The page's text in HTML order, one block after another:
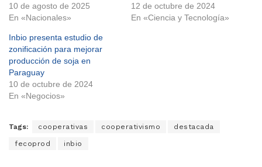
10 de agosto de 2025
En «Nacionales»
12 de octubre de 2024
En «Ciencia y Tecnología»
Inbio presenta estudio de
zonificación para mejorar
producción de soja en
Paraguay
10 de octubre de 2024
En «Negocios»
Tags: cooperativas cooperativismo destacada
fecoprod inbio